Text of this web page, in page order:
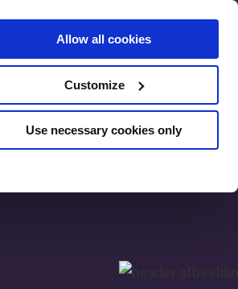
Allow all cookies
Customize
Use necessary cookies only
SEO Pre-
Assessment